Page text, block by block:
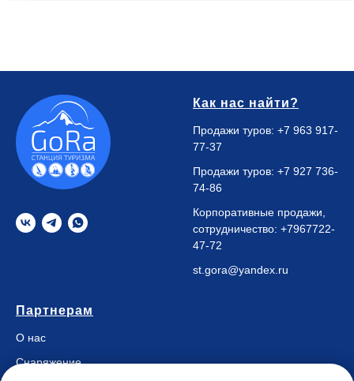
Как нас найти?
Продажи туров: +7 963 917-
77-37
Продажи туров: +7 927 736-
74-86
Корпоративные продажи,
сотрудничество: +7967722-
47-72
st.gora@yandex.ru
Партнерам
О нас
Снаряжение